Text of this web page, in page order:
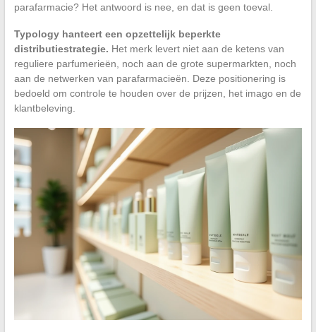
parafarmacie? Het antwoord is nee, en dat is geen toeval.
Typology hanteert een opzettelijk beperkte
distributiestrategie. Het merk levert niet aan de ketens van
reguliere parfumerieën, noch aan de grote supermarkten, noch
aan de netwerken van parafarmacieën. Deze positionering is
bedoeld om controle te houden over de prijzen, het imago en de
klantbeleving.